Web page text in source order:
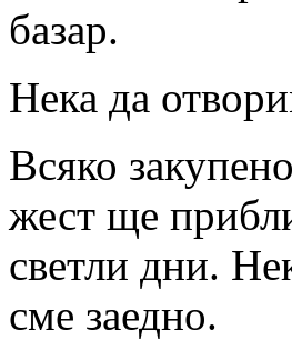
базар.
Нека да
Всяко
жест ще
светли дни.
сме заедно.